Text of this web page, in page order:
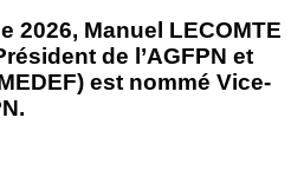
2026, Manuel LECOMTE
de l’AGFPN et
est nommé Vice-